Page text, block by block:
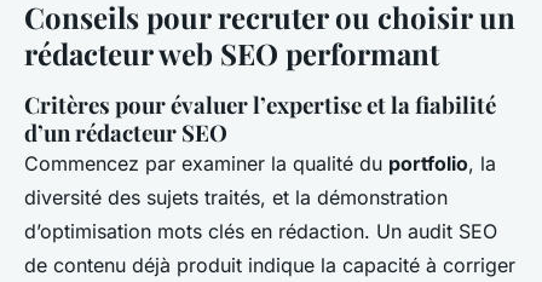
Conseils pour recruter ou choisir un
rédacteur web SEO performant
Critères pour évaluer l’expertise et la fiabilité
d’un rédacteur SEO
Commencez par examiner la qualité du portfolio, la
diversité des sujets traités, et la démonstration
d’optimisation mots clés en rédaction. Un audit SEO
de contenu déjà produit indique la capacité à corriger